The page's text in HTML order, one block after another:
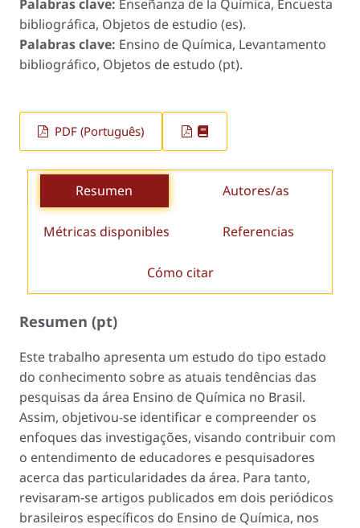
Palabras clave: Enseñanza de la Química, Encuesta
bibliográfica, Objetos de estudio (es).
Palabras clave: Ensino de Química, Levantamento
bibliográfico, Objetos de estudo (pt).
PDF (Português)
Resumen Autores/as
Métricas disponibles Referencias
Cómo citar
Resumen (pt)
Este trabalho apresenta um estudo do tipo estado
do conhecimento sobre as atuais tendências das
pesquisas da área Ensino de Química no Brasil.
Assim, objetivou-se identificar e compreender os
enfoques das investigações, visando contribuir com
o entendimento de educadores e pesquisadores
acerca das particularidades da área. Para tanto,
revisaram-se artigos publicados em dois periódicos
brasileiros específicos do Ensino de Química, nos